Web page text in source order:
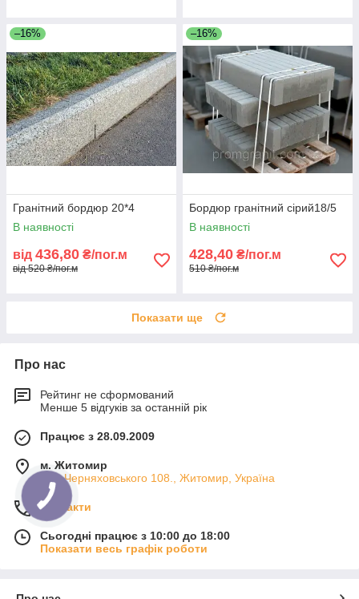
–16%
Гранітний бордюр 20*4
В наявності
від 436,80 ₴/пог.м
від 520 ₴/пог.м
–16%
Бордюр гранітний сірий18/5
В наявності
428,40 ₴/пог.м
510 ₴/пог.м
Показати ще
Про нас
Рейтинг не сформований
Менше 5 відгуків за останній рік
Працює з 28.09.2009
м. Житомир
вул. Черняховського 108., Житомир, Україна
Контакти
Сьогодні працює з 10:00 до 18:00
Показати весь графік роботи